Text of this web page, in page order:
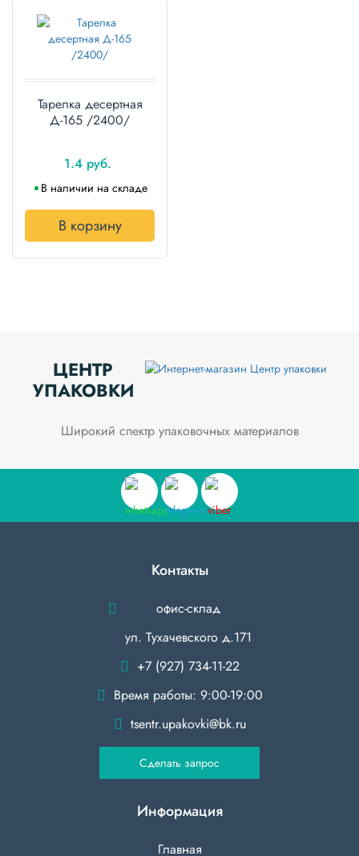
Тарелка десертная
Д-165 /2400/
1.4 руб.
В наличии на складе
В корзину
ЦЕНТР
УПАКОВКИ
Широкий спектр упаковочных материалов
Контакты
офис-склад
ул. Тухачевского д.171
+7 (927) 734-11-22
Время работы: 9:00-19:00
tsentr.upakovki@bk.ru
Сделать запрос
Информация
Главная